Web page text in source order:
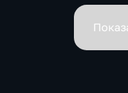
вице-премьеров